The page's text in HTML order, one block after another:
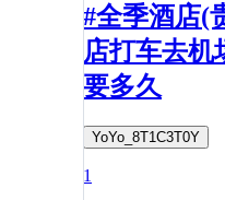
#全季酒店(
店打车去机
要多久
YoYo_8T1C3T0Y
1